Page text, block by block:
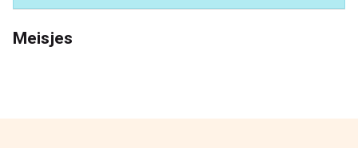
FiaLia
Kinderkleding
Meisjes